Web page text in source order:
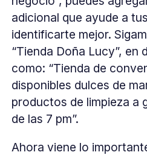
adicional que ayude a
identificarte mejor.
“Tienda Doña Lucy”, en
como: “Tienda de
disponibles dulces de
productos de limpieza a
de las 7 pm”.
Ahora viene lo